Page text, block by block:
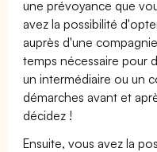
une prévoyance que
avez la possibilité
auprès d'une
temps nécessaire pour
un intermédiaire ou un
démarches avant et
décidez !
Ensuite, vous avez la